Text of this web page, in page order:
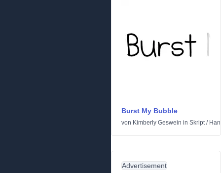
Burst My Bubble
von Kimberly Geswein in Skript/
Advertisement